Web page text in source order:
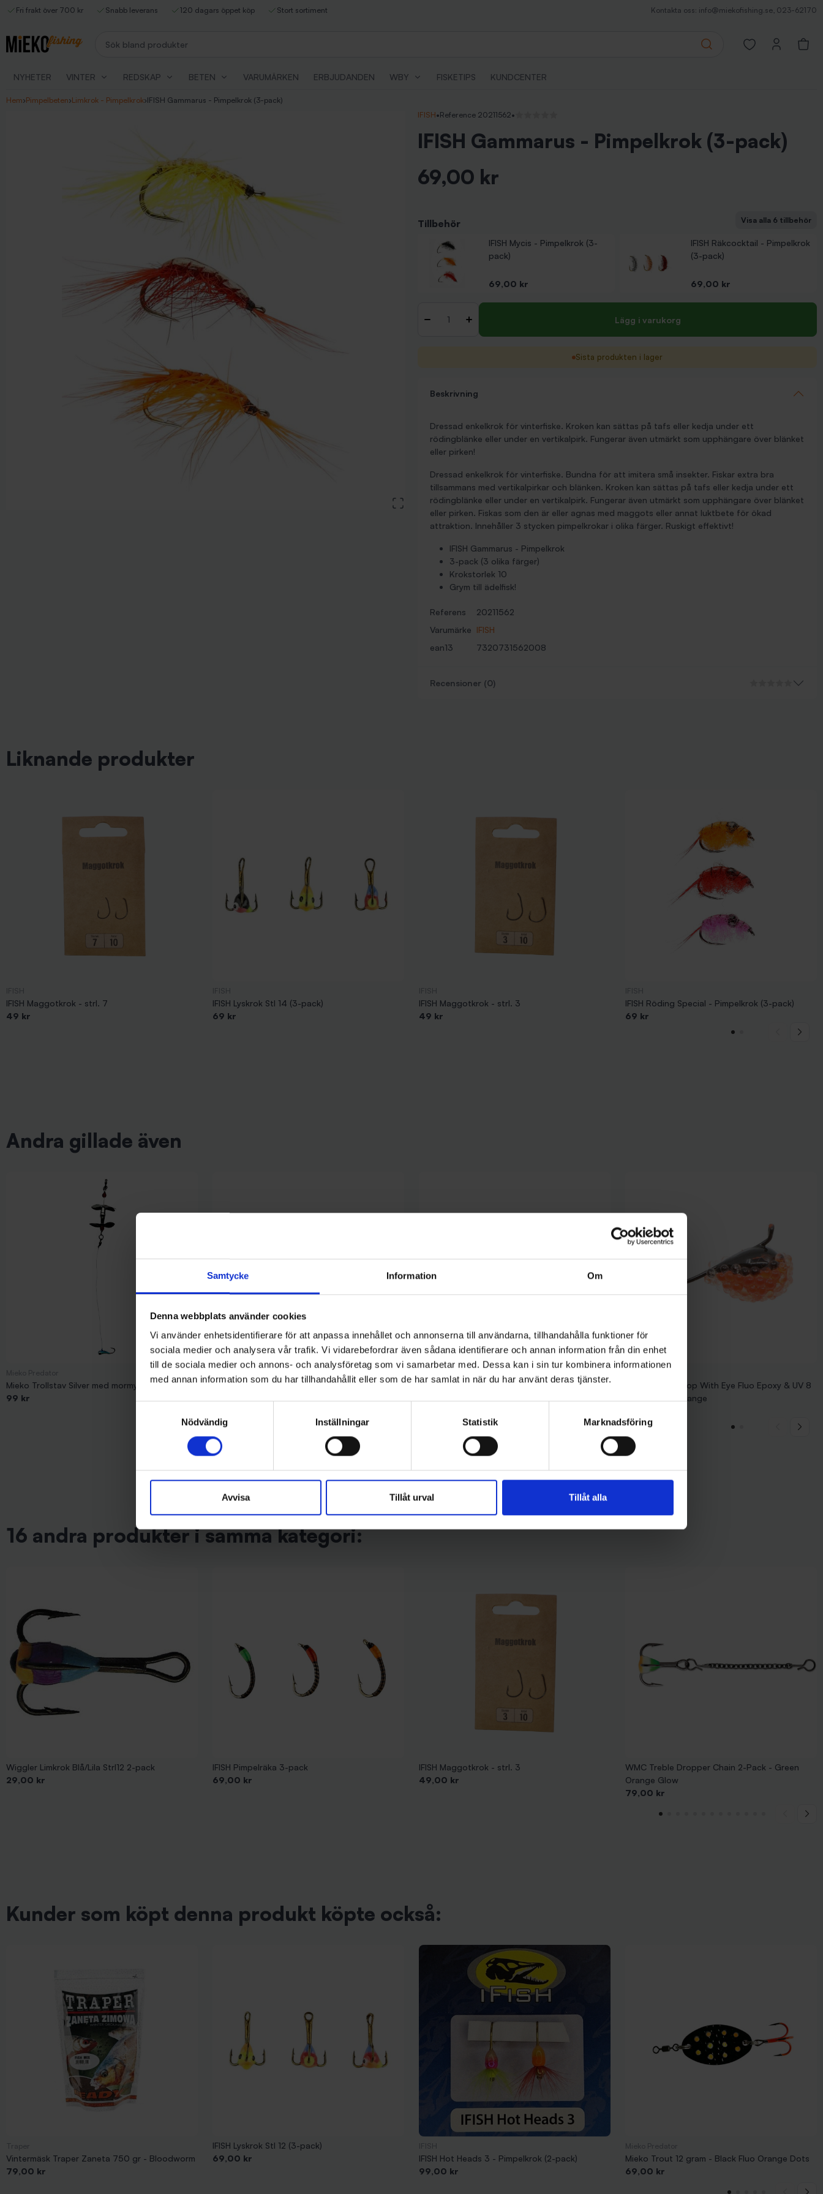
Samtycke Information Om
Denna webbplats använder cookies
Vi använder enhetsidentifierare för att anpassa innehållet och annonserna till användarna, tillhandahålla funktioner för
sociala medier och analysera vår trafik. Vi vidarebefordrar även sådana identifierare och annan information från din enhet
till de sociala medier och annons- och analysföretag som vi samarbetar med. Dessa kan i sin tur kombinera informationen
med annan information som du har tillhandahållit eller som de har samlat in när du har använt deras tjänster.
Nödvändig
Inställningar Statistik Marknadsföring
Avvisa Tillåt urval Tillåt alla
Fri frakt över 700 kr Snabb leverans 120 dagars öppet köp Stort sortiment Kontakta oss: info@miekofishing.se, 023-62170
Search
Open favorites
NYHETER VINTER REDSKAP BETEN VARUMÄRKEN ERBJUDANDEN WBY FISKETIPS KUNDCENTER
Hem›Pimpelbeten›Limkrok - Pimpelkrok›IFISH Gammarus - Pimpelkrok (3-pack)
View large image
IFISH•Reference 20211562•
IFISH Gammarus - Pimpelkrok (3-pack)
69,00 kr
Tillbehör Visa alla 6 tillbehör
IFISH Mycis - Pimpelkrok (3-
pack)
Pris
69,00 kr
IFISH Räkcocktail - Pimpelkrok
(3-pack)
Pris
69,00 kr
IFISH Öringgodis - Pimpelkrok (3-pack)
Pris
69,00 kr
IFISH Maggots - Pimpelkrok (3-pack)
Pris
69,00 kr
IFISH Buzzers - Pimpelkrok (3-pack)
Pris
69,00 kr
IFISH Grubs - Pimpelkrok (3-pack)
Pris
69,00 kr
- + Lägg i varukorg
Sista produkten i lager
Beskrivning
Dressad enkelkrok för vinterfiske. Kroken kan sättas på tafs eller kedja under ett
rödingblänke eller under en vertikalpirk. Fungerar även utmärkt som upphängare över blänket
eller pirken!
Dressad enkelkrok för vinterfiske. Bundna för att imitera små insekter. Fiskar extra bra
tillsammans med vertikalpirkar och blänken. Kroken kan sättas på tafs eller kedja under ett
rödingblänke eller under en vertikalpirk. Fungerar även utmärkt som upphängare över blänket
eller pirken. Fiskas som den är eller agnas med maggots eller annat luktbete för ökad
attraktion. Innehåller 3 stycken pimpelkrokar i olika färger. Ruskigt effektivt!
IFISH Gammarus - Pimpelkrok
3-pack (3 olika färger)
Krokstorlek 10
Grym till ädelfisk!
Referens
20211562
Varumärke IFISH
ean13
7320731562008
Recensioner (0)
Liknande produkter
IFISH Maggotkrok - strl. 7
49 kr
IFISH Lyskrok Stl 14 (3-pack)
69 kr
IFISH Maggotkrok - strl. 3
49 kr
IFISH Röding Special - Pimpelkrok (3-pack)
69 kr
Andra gillade även
Mieko Trollstav Silver med mormyska
99 kr
IFISH Bloodworms - Pimpelkrok (3-pack)
Alpina Blinken - Koppar Flash
Blue Fox Raindrop With Eye Fluo Epoxy & UV 8
- Svart/Mörk Orange
16 andra produkter i samma kategori:
Wiggler Limkrok Blå/Lila Strl12 2-pack
Pris
29,00 kr
IFISH Pimpelräka 3-pack
Pris
69,00 kr
IFISH Maggotkrok - strl. 3
Pris
49,00 kr
WMC Treble Dropper Chain 2-Pack - Green
Orange Glow
Pris
79,00 kr
Kunder som köpt denna produkt köpte också:
Vintermäsk Traper Zaneta 750 gr - Bloodworm
Pris
79,00 kr
IFISH Lyskrok Stl 12 (3-pack)
Pris
69,00 kr
IFISH Hot Heads 3 - Pimpelkrok (2-pack)
Pris
99,00 kr
Mieko Trout 12 gram - Black Fluo Orange Dots
Pris
69,00 kr